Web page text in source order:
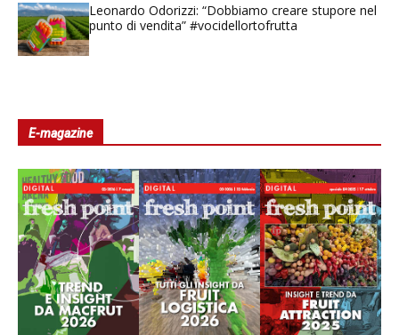
Leonardo Odorizzi: “Dobbiamo creare stupore nel
punto di vendita” #vocidellortofrutta
E-magazine